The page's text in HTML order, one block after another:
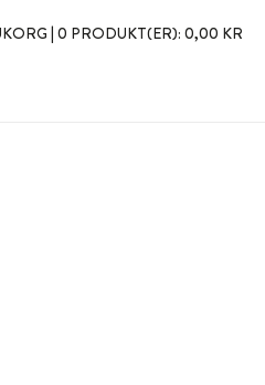
| 0 PRODUKT(ER): 0,00 KR